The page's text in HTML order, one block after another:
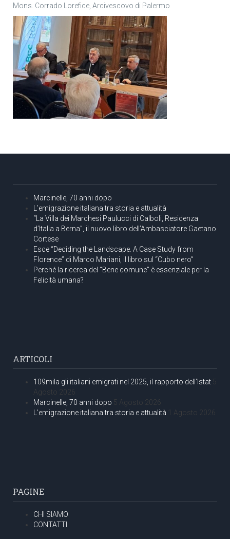
Mons. Corrado Lorefice, Arcivescovo di Palermo
Marcinelle, 70 anni dopo
L’emigrazione italiana tra storia e attualità
“La Villa dei Marchesi Paulucci di Calboli, Residenza
d’Italia a Berna”, il nuovo libro dell’Ambasciatore Gaetano
Cortese
Esce “Deciding the Landscape. A Case Study from
Florence” di Marco Mariani, il libro sul “Cubo nero”
Perché la ricerca del “Bene comune” è essenziale per la
Felicità umana?
ARTICOLI
109mila gli italiani emigrati nel 2025, il rapporto dell’Istat 5
Agosto 2026
Marcinelle, 70 anni dopo 5 Agosto 2026
L’emigrazione italiana tra storia e attualità 1 Agosto 2026
PAGINE
CHI SIAMO
CONTATTI